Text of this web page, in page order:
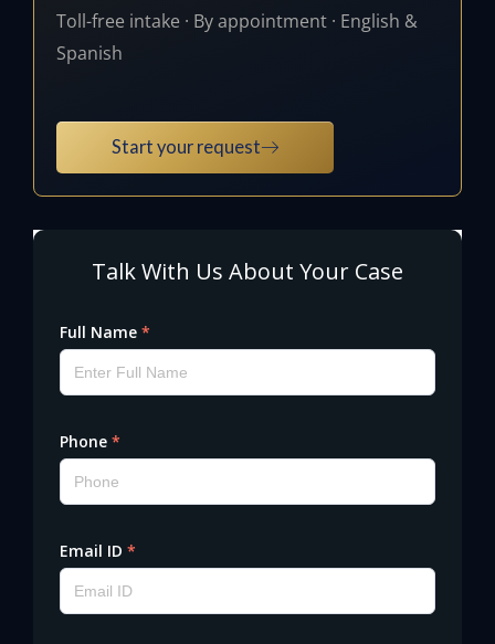
Toll-free intake · By appointment · English &
Spanish
Start your request